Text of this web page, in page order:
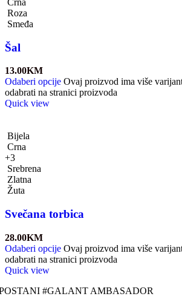
Roza
Smeđa
Šal
13.00KM
Odaberi opcije Ovaj proizvod ima više
odabrati na stranici proizvoda
Quick view
Bijela
Crna
+3
Srebrena
Zlatna
Žuta
Svečana torbica
28.00KM
Odaberi opcije Ovaj proizvod ima više
odabrati na stranici proizvoda
Quick view
#GALANT AMBASADOR